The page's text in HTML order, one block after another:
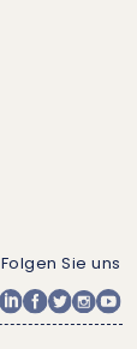
Folgen Sie uns